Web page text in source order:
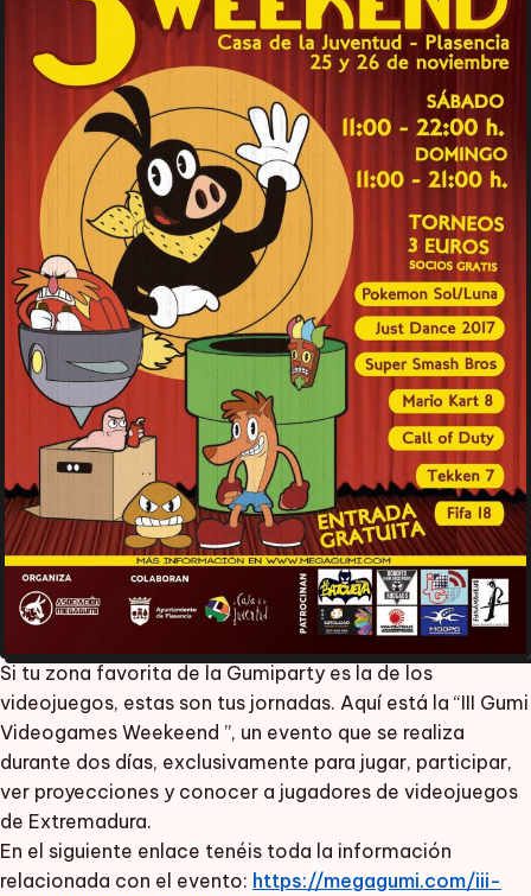
Si tu zona favorita de la Gumiparty es la de los
videojuegos, estas son tus jornadas. Aquí está la “III Gumi
Videogames Weekeend ”, un evento que se realiza
durante dos días, exclusivamente para jugar, participar,
ver proyecciones y conocer a jugadores de videojuegos
de Extremadura.
En el siguiente enlace tenéis toda la información
relacionada con el evento: https://megagumi.com/iii-